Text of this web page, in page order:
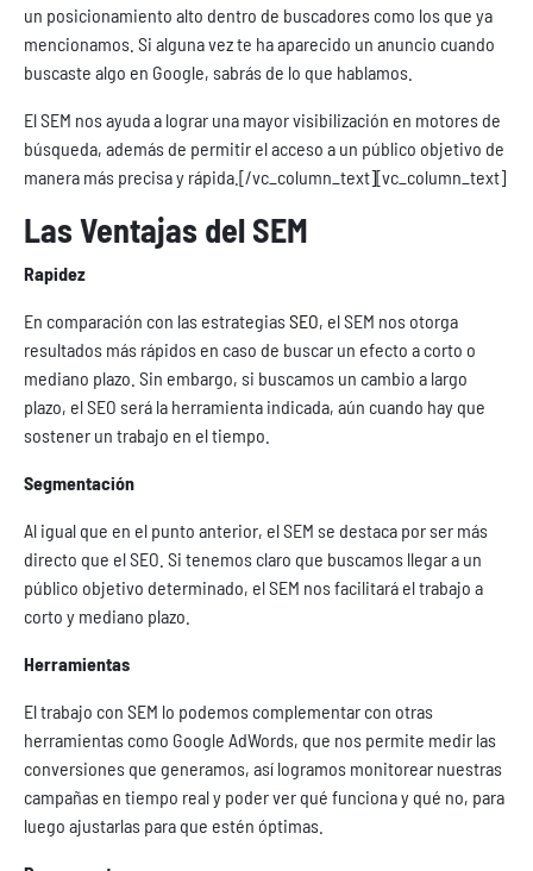
un posicionamiento alto dentro de buscadores como los que ya
mencionamos. Si alguna vez te ha aparecido un anuncio cuando
buscaste algo en Google, sabrás de lo que hablamos.
El SEM nos ayuda a lograr una mayor visibilización en motores de
búsqueda, además de permitir el acceso a un público objetivo de
manera más precisa y rápida. [/vc_column_text][vc_column_text]
Las Ventajas del SEM
Rapidez
En comparación con las estrategiasSEO, el SEM nos otorga
resultados más rápidos en caso de buscar un efecto a corto o
mediano plazo. Sin embargo, si buscamos un cambio a largo
plazo, el SEO será la herramienta indicada, aún cuando hay que
sostener un trabajo en el tiempo.
Segmentación
Al igual que en el punto anterior, el SEM se destaca por ser más
directo que el SEO. Si tenemos claro que buscamos llegar a un
público objetivo determinado, el SEM nos facilitará el trabajo a
corto y mediano plazo.
Herramientas
El trabajo con SEM lo podemos complementar con otras
herramientas como Google AdWords, que nos permite medir las
conversiones que generamos, así logramos monitorear nuestras
campañas en tiempo real y poder ver qué funciona y qué no, para
luego ajustarlas para que estén óptimas.